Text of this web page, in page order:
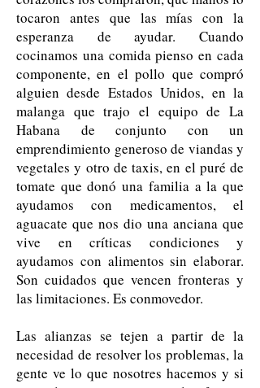
tocaron antes que las mías con la
esperanza de ayudar. Cuando
cocinamos una comida pienso en cada
componente, en el pollo que compró
alguien desde Estados Unidos, en la
malanga que trajo el equipo de La
Habana de conjunto con un
emprendimiento generoso de viandas y
vegetales y otro de taxis, en el puré de
tomate que donó una familia a la que
ayudamos con medicamentos, el
aguacate que nos dio una anciana que
vive en críticas condiciones y
ayudamos con alimentos sin elaborar.
Son cuidados que vencen fronteras y
las limitaciones. Es conmovedor.
Las alianzas se tejen a partir de la
necesidad de resolver los problemas, la
gente ve lo que nosotres hacemos y si